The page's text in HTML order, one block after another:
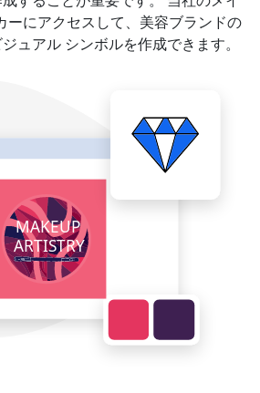
ーにアクセスして、美容ブランドの
ュアル シンボルを作成できます。